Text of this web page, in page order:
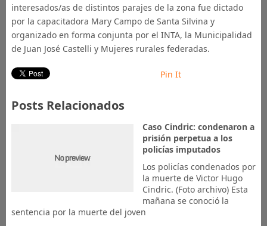
interesados/as de distintos parajes de la zona fue dictado
por la capacitadora Mary Campo de Santa Silvina y
organizado en forma conjunta por el INTA, la Municipalidad
de Juan José Castelli y Mujeres rurales federadas.
Pin It
Posts Relacionados
Caso Cindric: condenaron a
prisión perpetua a los
policías imputados
Los policías condenados por
la muerte de Victor Hugo
Cindric. (Foto archivo) Esta
mañana se conoció la
sentencia por la muerte del joven